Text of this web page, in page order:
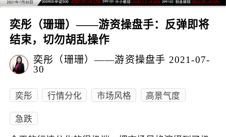
奕彤（珊珊）——游资操盘手：反弹即将
结束，切勿胡乱操作
奕彤（珊珊）——游资操盘手 2021-07-
30
奕彤 行情分化 市场风格
高景气度
急跌